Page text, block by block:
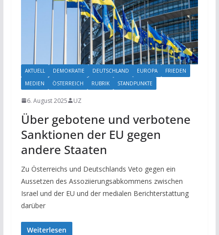
AKTUELL DEMOKRATIE DEUTSCHLAND EUROPA
FRIEDEN
MEDIEN
ÖSTERREICH RUBRIK STANDPUNKTE
6. August 2025 UZ
Über gebotene und verbotene
Sanktionen der EU gegen
andere Staaten
Zu Österreichs und Deutschlands Veto gegen ein
Aussetzen des Assoziierungsabkommens zwischen
Israel und der EU und der medialen Berichterstattung
darüber
Weiterlesen